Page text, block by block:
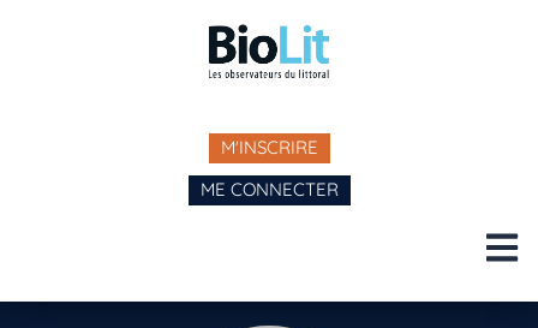
M'INSCRIRE
ME CONNECTER